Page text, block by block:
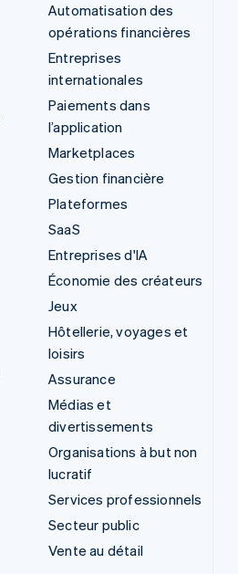
Automatisation des
opérations financières
Entreprises
internationales
Paiements dans
l’application
Marketplaces
Gestion financière
Plateformes
SaaS
Entreprises d'IA
Économie des créateurs
Jeux
Hôtellerie, voyages et
loisirs
Assurance
Médias et
divertissements
Organisations à but non
lucratif
Services professionnels
Secteur public
Vente au détail